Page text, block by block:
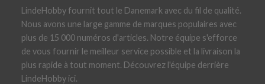
LindeHobby fournit tout le Danemark avec du fil de qualité.
Nous avons une large gamme de marques populaires avec
plus de 15 000 numéros d'articles. Notre équipe s'efforce
de vous fournir le meilleur service possible et la livraison la
plus rapide à tout moment. Découvrez l'équipe derrière
LindeHobby ici.